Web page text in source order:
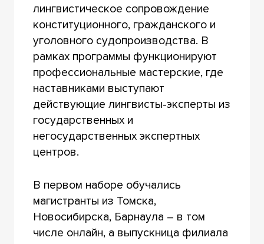
лингвистическое сопровождение
конституционного, гражданского и
уголовного судопроизводства. В
рамках программы функционируют
профессиональные мастерские, где
наставниками выступают
действующие лингвисты-эксперты из
государственных и
негосударственных экспертных
центров.
В первом наборе обучались
магистранты из Томска,
Новосибирска, Барнаула – в том
числе онлайн, а выпускница филиала